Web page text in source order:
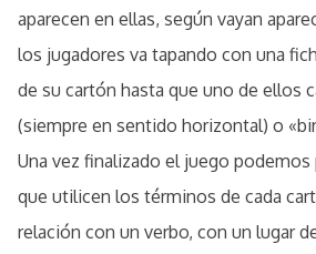
aparecen en ellas, según vayan
los jugadores va tapando con una
de su cartón hasta que uno de ellos
(siempre en sentido horizontal) o
Una vez finalizado el juego
que utilicen los términos de cada
relación con un verbo, con un lugar